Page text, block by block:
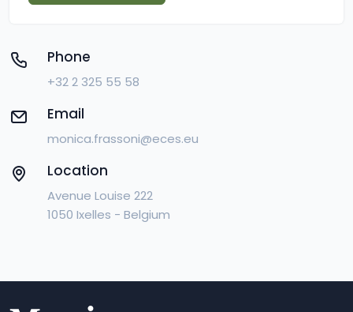
Phone
+32 2 325 55 58
Email
monica.frassoni@eces.eu
Location
Avenue Louise 222
1050 Ixelles - Belgium